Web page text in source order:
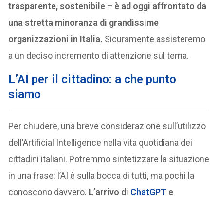
trasparente, sostenibile – è ad oggi affrontato da
una stretta minoranza di grandissime
organizzazioni in Italia. Sicuramente assisteremo
a un deciso incremento di attenzione sul tema.
L’AI per il cittadino: a che punto
siamo
Per chiudere, una breve considerazione sull’utilizzo
dell’Artificial Intelligence nella vita quotidiana dei
cittadini italiani. Potremmo sintetizzare la situazione
in una frase: l’AI è sulla bocca di tutti, ma pochi la
conoscono davvero. L’arrivo di ChatGPT e